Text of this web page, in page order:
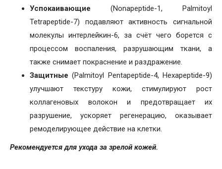
Успокаивающие (Nonapeptide-1, Palmitoyl
Tetrapeptide-7) подавляют активность сигнальной
молекулы интерлейкин-6, за счёт чего борется с
процессом воспаления, разрушающим ткани, а
также снимает покраснение и раздражение.
Защитные(Palmitoyl Pentapeptide-4, Hexapeptide-9)
улучшают текстуру кожи, стимулируют рост
коллагеновых волокон и предотвращает их
разрушение, ускоряет регенерацию, оказывает
ремоделирующее действие на клетки.
Рекомендуется для ухода за зрелой кожей.